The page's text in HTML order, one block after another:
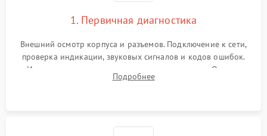
1. Первичная диагностика
Внешний осмотр корпуса и разъемов. Подключение к сети,
проверка индикации, звуковых сигналов и кодов ошибок.
Измерение входного и выходного напряжения. Оценка
реакции ИБП на отключение основного питания без
Подробнее